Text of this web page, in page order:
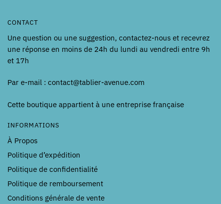
CONTACT
Une question ou une suggestion, contactez-nous et recevrez
une réponse en moins de 24h du lundi au vendredi entre 9h
et 17h
Par e-mail : contact@tablier-avenue.com
Cette boutique appartient à une entreprise française
INFORMATIONS
À Propos
Politique d’expédition
Politique de confidentialité
Politique de remboursement
Conditions générale de vente